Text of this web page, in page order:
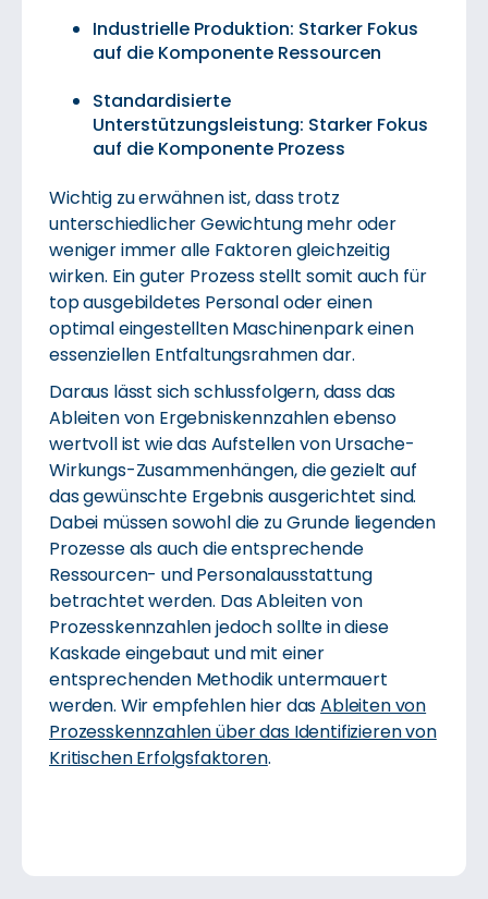
Industrielle Produktion: Starker Fokus
auf die Komponente Ressourcen
Standardisierte
Unterstützungsleistung: Starker Fokus
auf die Komponente Prozess
Wichtig zu erwähnen ist, dass trotz
unterschiedlicher Gewichtung mehr oder
weniger immer alle Faktoren gleichzeitig
wirken. Ein guter Prozess stellt somit auch für
top ausgebildetes Personal oder einen
optimal eingestellten Maschinenpark einen
essenziellen Entfaltungsrahmen dar.
Daraus lässt sich schlussfolgern, dass das
Ableiten von Ergebniskennzahlen ebenso
wertvoll ist wie das Aufstellen von Ursache-
Wirkungs-Zusammenhängen, die gezielt auf
das gewünschte Ergebnis ausgerichtet sind.
Dabei müssen sowohl die zu Grunde liegenden
Prozesse als auch die entsprechende
Ressourcen- und Personalausstattung
betrachtet werden. Das Ableiten von
Prozesskennzahlen jedoch sollte in diese
Kaskade eingebaut und mit einer
entsprechenden Methodik untermauert
werden. Wir empfehlen hier dasAbleiten von
Prozesskennzahlen über das Identifizieren von
Kritischen Erfolgsfaktoren.